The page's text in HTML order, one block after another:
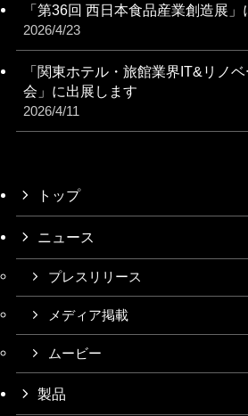
「第36回 西日本食品産業創造展
2026/4/23
「関東ホテル・旅館業界IT&リノ
会」に出展します
2026/4/11
トップ
ニュース
プレスリリース
メディア掲載
ムービー
製品